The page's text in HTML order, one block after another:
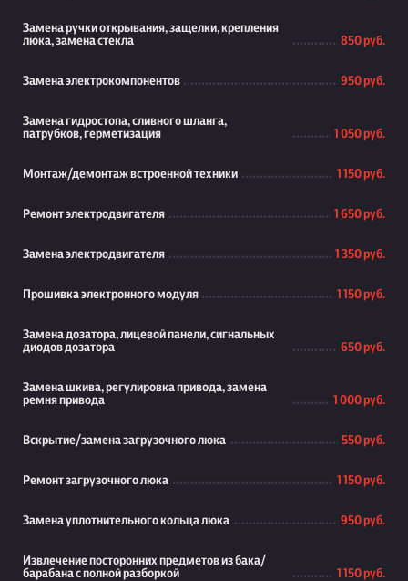
Замена ручки открывания, защелки, крепления
люка, замена стекла
850 руб.
Замена электрокомпонентов 950 руб.
Замена гидростопа, сливного шланга,
патрубков, герметизация
1 050 руб.
Монтаж/демонтаж встроенной техники 1 150 руб.
Ремонт электродвигателя 1 650 руб.
Замена электродвигателя 1 350 руб.
Прошивка электронного модуля 1 150 руб.
Замена дозатора, лицевой панели, сигнальных
диодов дозатора
650 руб.
Замена шкива, регулировка привода, замена
ремня привода
1 000 руб.
Вскрытие/замена загрузочного люка 550 руб.
Ремонт загрузочного люка 1 150 руб.
Замена уплотнительного кольца люка 950 руб.
Извлечение посторонних предметов из бака/
барабана с полной разборкой
1 150 руб.